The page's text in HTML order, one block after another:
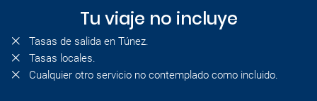
Tu viaje no incluye
Tasas de salida en Túnez.
Tasas locales.
Cualquier otro servicio no contemplado como incluido.